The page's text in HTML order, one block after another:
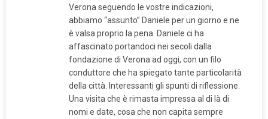
Verona seguendo le vostre indicazioni,
abbiamo “assunto” Daniele per un giorno e ne
è valsa proprio la pena. Daniele ci ha
affascinato portandoci nei secoli dalla
fondazione di Verona ad oggi, con un filo
conduttore che ha spiegato tante particolarità
della città. Interessanti gli spunti di riflessione.
Una visita che è rimasta impressa al di là di
nomi e date, cosa che non capita sempre